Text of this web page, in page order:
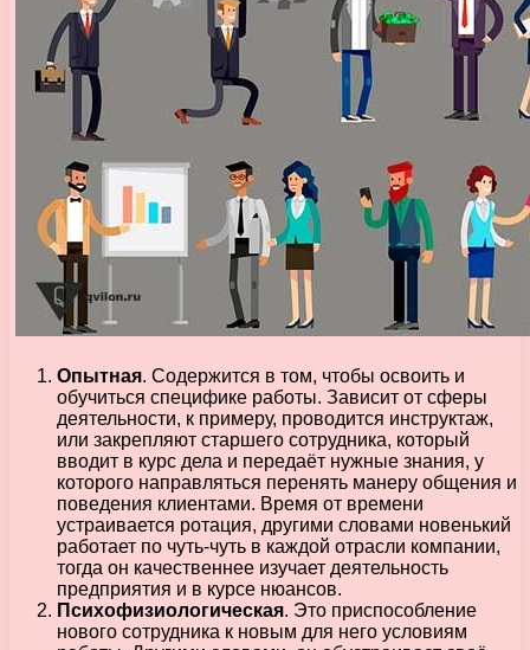
Опытная. Содержится в том, чтобы освоить и
обучиться специфике работы. Зависит от сферы
деятельности, к примеру, проводится инструктаж,
или закрепляют старшего сотрудника, который
вводит в курс дела и передаёт нужные знания, у
которого направляться перенять манеру общения и
поведения клиентами. Время от времени
устраивается ротация, другими словами новенький
работает по чуть-чуть в каждой отрасли компании,
тогда он качественнее изучает деятельность
предприятия и в курсе нюансов.
Психофизиологическая. Это приспособление
нового сотрудника к новым для него условиям